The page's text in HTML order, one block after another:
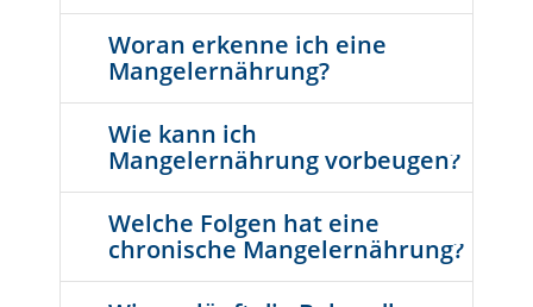
Woran erkenne ich eine
Mangelernährung?
Wie kann ich
Mangelernährung vorbeugen?
Welche Folgen hat eine
chronische Mangelernährung?